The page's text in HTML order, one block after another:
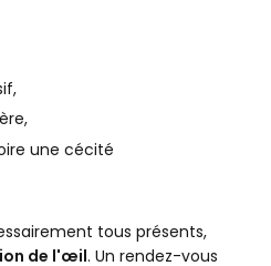
une cécité
tous présents,
de l'œil. Un rendez-vous